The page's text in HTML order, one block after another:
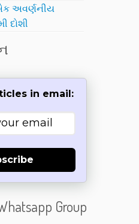
અવર્ણનીય
દોશી
in email:
Group